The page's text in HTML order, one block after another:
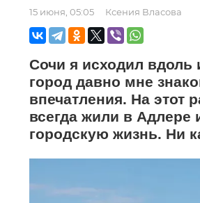
15 июня, 05:05 Ксения Власова
Сочи я исходил
город давно мне
впечатления. На этот
всегда жили в Адлере
городскую жизнь. Ни